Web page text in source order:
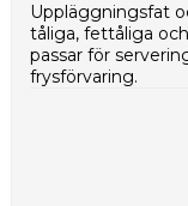
Typ av
HS-kod: 48236910
Uppläggningsfat
tåliga, fettåliga
passar för
frysförvaring.